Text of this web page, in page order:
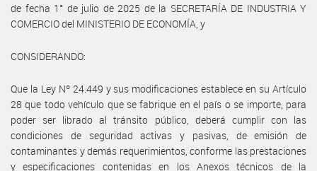
de fecha 1° de julio de 2025 de la SECRETARÍA DE INDUSTRIA Y
COMERCIO del MINISTERIO DE ECONOMÍA, y
CONSIDERANDO:
Que la Ley Nº 24.449 y sus modificaciones establece en su Artículo
28 que todo vehículo que se fabrique en el país o se importe, para
poder ser librado al tránsito público, deberá cumplir con las
condiciones de seguridad activas y pasivas, de emisión de
contaminantes y demás requerimientos, conforme las prestaciones
y especificaciones contenidas en los Anexos técnicos de la